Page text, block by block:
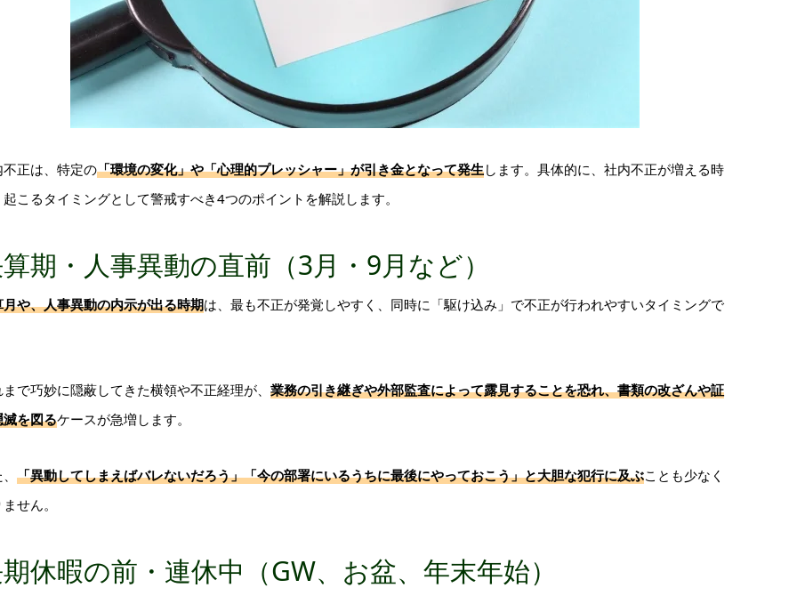
不正は、特定の「環境の変化」や「心理的プレッシャー」が引き金となって発生します。具体的に、社内不正が増える時
こるタイミングとして警戒すべき4つのポイントを解説します。
期・人事異動の直前（3月・9月など）
月や、人事異動の内示が出る時期は、最も不正が発覚しやすく、同時に「駆け込み」で不正が行われやすいタイミングで
で巧妙に隠蔽してきた横領や不正経理が、 業務の引き継ぎや外部監査によって露見することを恐れ、書類の改ざんや証
滅を図るケースが急増します。
「異動してしまえばバレないだろう」「今の部署にいるうちに最後にやっておこう」と大胆な犯行に及ぶことも少なく
せん。
休暇の前・連休中（GW、お盆、年末年始）